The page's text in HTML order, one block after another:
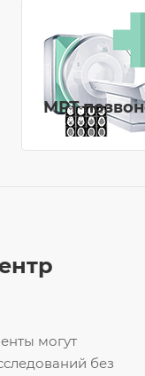
МРТ
могут
без